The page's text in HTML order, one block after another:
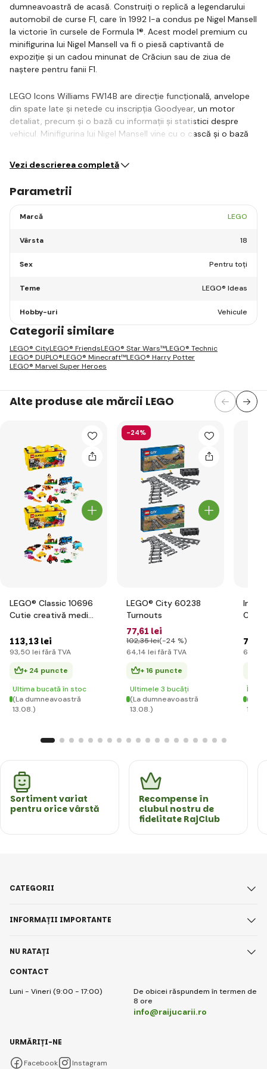
dumneavoastră de acasă. Construiți o replică a legendarului
automobil de curse F1, care în 1992 l-a condus pe Nigel Mansell
la victorie în cursele de Formula 1®. Acest model premium cu
minifigurina lui Nigel Mansell va fi o piesă captivantă de
expoziție și un cadou minunat de Crăciun sau de ziua de
naștere pentru fanii F1.
LEGO Icons Williams FW14B are direcție funcțională, anvelope
din spate late și netede cu inscripția Goodyear, un motor
detaliat, precum și o bază cu informații și statistici despre
vehicul. Minifigurina lui Nigel Mansell vine cu o cască și o bază
Vezi descrierea completă
Parametrii
Marcă LEGO
Vârsta 18
Sex Pentru toți
Teme LEGO® Ideas
Hobby-uri Vehicule
Categorii similare
LEGO® CityLEGO® FriendsLEGO® Star Wars™LEGO® Technic
LEGO® DUPLO®LEGO® Minecraft™LEGO® Harry Potter
LEGO® Marvel Super Heroes
Alte produse ale mărcii LEGO
LEGO® Classic 10696
Cutie creativă medie
113,13 lei
93,50 lei fără TVA
+ 24 puncte
Ultima bucată în stoc
(La dumneavoastră
13.08.)
-24%
LEGO® City 60238
Turnouts
77,61 lei
102,35 lei(-24 %)
64,14 lei fără TVA
+ 16 puncte
Ultimele 3 bucăți
(La dumneavoastră
13.08.)
City
76
63
În
(La
Sortiment variat
pentru orice vârstă
Recompense în
clubul nostru de
fidelitate RajClub
CONTACT
Luni - Vineri (9:00 - 17:00)
De obicei răspundem în termen de
8 ore
info@raijucarii.ro
CATEGORII
INFORMAȚII IMPORTANTE
NU RATAȚI
URMĂRIȚI-NE
Facebook Instagram